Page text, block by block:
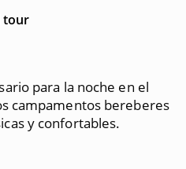
tour
para la noche en el
campamentos bereberes
y confortables.